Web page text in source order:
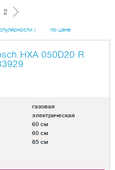
2
↓ по цене
HXA 050D20 R
газовая
электрическая
60 см
60 см
85 см